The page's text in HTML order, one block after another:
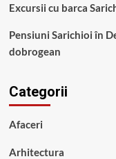
Excursii cu barca
Pensiuni Sarichioi în
dobrogean
Categorii
Afaceri
Arhitectura